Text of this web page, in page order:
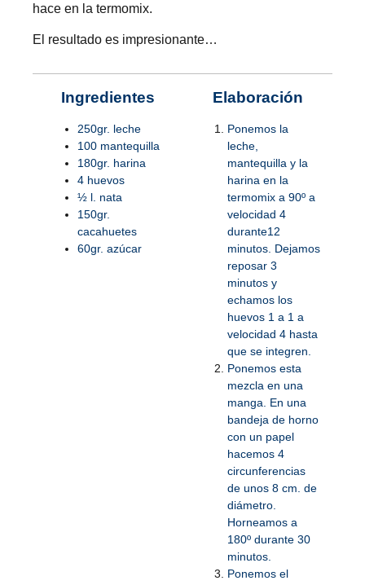
hace en la termomix.
El resultado es impresionante…
Ingredientes
250gr. leche
100 mantequilla
180gr. harina
4 huevos
½ l. nata
150gr.
cacahuetes
60gr. azúcar
Elaboración
Ponemos la
leche,
mantequilla y la
harina en la
termomix a 90º a
velocidad 4
durante12
minutos. Dejamos
reposar 3
minutos y
echamos los
huevos 1 a 1 a
velocidad 4 hasta
que se integren.
Ponemos esta
mezcla en una
manga. En una
bandeja de horno
con un papel
hacemos 4
circunferencias
de unos 8 cm. de
diámetro.
Horneamos a
180º durante 30
minutos.
Ponemos el